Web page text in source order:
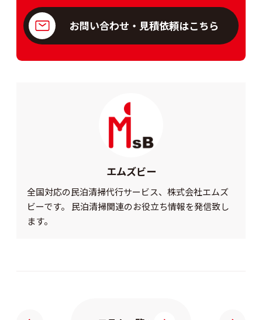
お問い合わせ・見積依頼はこちら
エムズビー
全国対応の民泊清掃代行サービス、株式会社エムズ
ビーです。 民泊清掃関連のお役立ち情報を発信致し
ます。